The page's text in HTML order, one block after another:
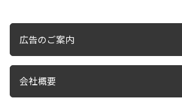
広告のご案内
会社概要